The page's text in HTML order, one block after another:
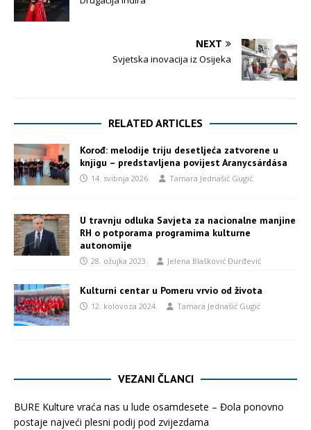
NEXT
Svjetska inovacija iz Osijeka
RELATED ARTICLES
Korođ: melodije triju desetljeća zatvorene u
knjigu – predstavljena povijest Aranycsárdása
14. svibnja 2026. Tamara Jednašić Gugić
U travnju odluka Savjeta za nacionalne manjine
RH o potporama programima kulturne
autonomije
28. ožujka 2023. Jelena Blašković Đurđević
Kulturni centar u Pomeru vrvio od života
12. kolovoza 2024. Tamara Jednašić Gugić
VEZANI ČLANCI
BURE Kulture vraća nas u lude osamdesete – Đola ponovno
postaje najveći plesni podij pod zvijezdama